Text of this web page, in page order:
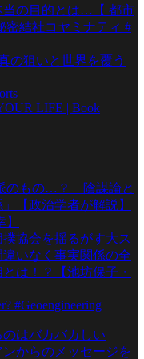
当の目的とは…【 都市
密結社コヤミナティ #
の狙いと世界を覆う
LIFE | Book
のもの…？ 陰謀論と
【政治学者が解説】
撲協会を揺るがす大ス
いなく事実関係の全
は！？【池坊保子・
#Geoengineering
のはバカバカしい
ンからのメッセージを